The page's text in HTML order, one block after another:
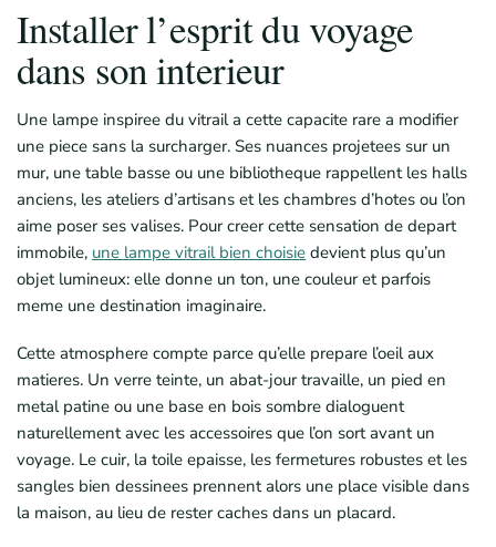
Installer l’esprit du voyage
dans son interieur
Une lampe inspiree du vitrail a cette capacite rare a modifier
une piece sans la surcharger. Ses nuances projetees sur un
mur, une table basse ou une bibliotheque rappellent les halls
anciens, les ateliers d’artisans et les chambres d’hotes ou l’on
aime poser ses valises. Pour creer cette sensation de depart
immobile, une lampe vitrail bien choisie devient plus qu’un
objet lumineux: elle donne un ton, une couleur et parfois
meme une destination imaginaire.
Cette atmosphere compte parce qu’elle prepare l’oeil aux
matieres. Un verre teinte, un abat-jour travaille, un pied en
metal patine ou une base en bois sombre dialoguent
naturellement avec les accessoires que l’on sort avant un
voyage. Le cuir, la toile epaisse, les fermetures robustes et les
sangles bien dessinees prennent alors une place visible dans
la maison, au lieu de rester caches dans un placard.